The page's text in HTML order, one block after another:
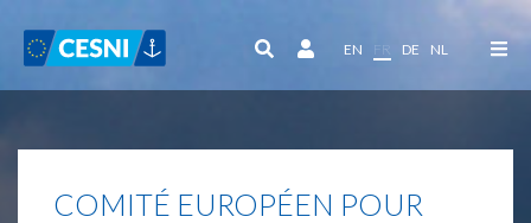
EN FR DE NL
COMITÉ EUROPÉEN POUR